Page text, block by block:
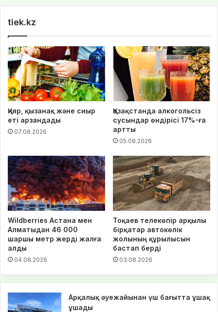
te
tiek.kz
Қияр, қызанақ және сиыр
еті арзандады
07.08.2026
Қазақстанда алкогольсіз
сусындар өндірісі 17%-ға
артты
05.08.2026
Wildberries Астана мен
Алматыдан 46 000
шаршы метр жерді жалға
алды
04.08.2026
Тоқаев телекөпір арқылы
бірқатар автокөлік
жолының құрылысын
бастап берді
03.08.2026
Арқалық әуежайынан үш бағытта ұшақ
ұшады